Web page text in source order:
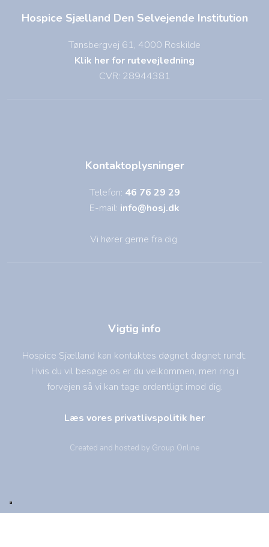
Hospice Sjælland Den Selvejende Institution
Tønsbergvej 61, 4000 Roskilde
Klik her for rutevejledning
CVR: 28944381
Kontaktoplysninger
Telefon: 46 76 29 29
E-mail: info@hosj.dk
Vi hører gerne fra dig.
Vigtig info
Hospice Sjælland kan kontaktes døgnet døgnet rundt.
Hvis du vil besøge os er du velkommen, men ring i
forvejen så vi kan tage ordentligt imod dig.
Læs vores privatlivspolitik her
Created and hosted by Group Online